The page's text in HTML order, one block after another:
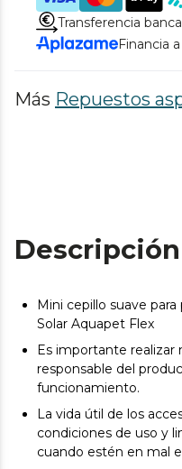
Transferencia
Financia
Más Repuestos
Descripción
Mini cepillo suave
Solar Aquapet Flex
Es importante
responsable del
funcionamiento.
La vida útil de los
condiciones de uso y
cuando estén en mal